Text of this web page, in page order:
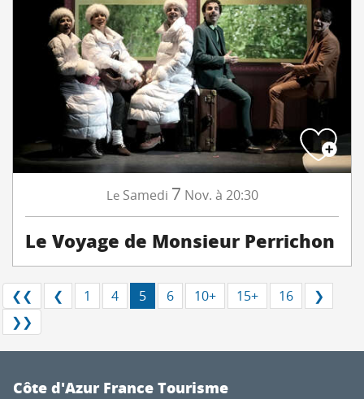
Le Samedi 7 Nov. à 20:30
Le Voyage de Monsieur Perrichon
❮❮ ❮ 1 4 5 6 10+ 15+ 16
❯
❯❯
Côte d'Azur France Tourisme